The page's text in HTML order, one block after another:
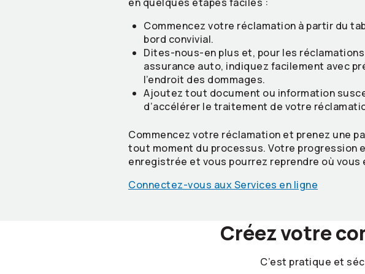
Commencez votre réclamation à partir du
bord convivial.
Dites-nous-en plus et, pour les
assurance auto, indiquez facilement avec
l’endroit des dommages.
Ajoutez tout document ou information
d’accélérer le traitement de votre
Commencez votre réclamation et prenez une
tout moment du processus. Votre progression
enregistrée et vous pourrez reprendre où vous
Connectez-vous aux Services en ligne
Créez votre
C’est pratique et